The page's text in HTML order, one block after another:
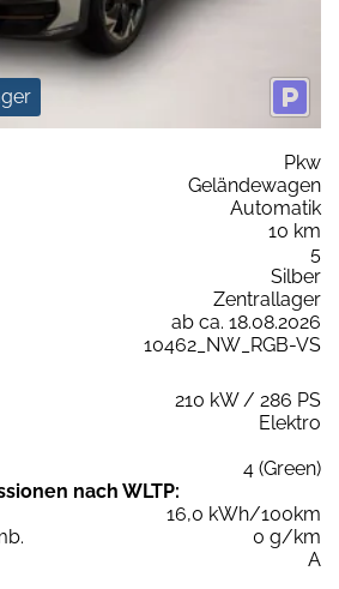
Pkw
Geländewagen
Automatik
10 km
5
Silber
Zentrallager
ab ca. 18.08.2026
10462_NW_RGB-VS
210 kW / 286 PS
Elektro
4 (Green)
nach WLTP:
16,0 kWh/100km
0 g/km
A